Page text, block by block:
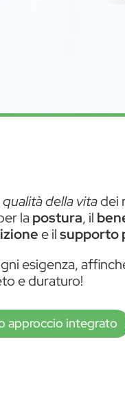
della vitadei
la postura, il
e ilsupporto
esigenza,
e duraturo!
approccio integrato